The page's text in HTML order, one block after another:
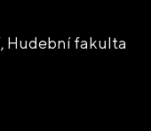
Hudební fakulta